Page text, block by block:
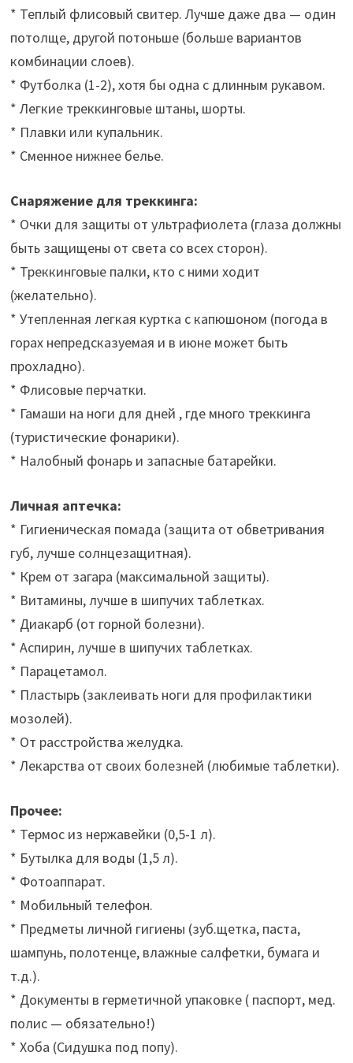
* Теплый флисовый свитер. Лучше даже два — один
потолще, другой потоньше (больше вариантов
комбинации слоев).
* Футболка (1-2), хотя бы одна с длинным рукавом.
* Легкие треккинговые штаны, шорты.
* Плавки или купальник.
* Сменное нижнее белье.
Снаряжение для треккинга:
* Очки для защиты от ультрафиолета (глаза должны
быть защищены от света со всех сторон).
* Треккинговые палки, кто с ними ходит
(желательно).
* Утепленная легкая куртка с капюшоном (погода в
горах непредсказуемая и в июне может быть
прохладно).
* Флисовые перчатки.
* Гамаши на ноги для дней , где много треккинга
(туристические фонарики).
* Налобный фонарь и запасные батарейки.
Личная аптечка:
* Гигиеническая помада (защита от обветривания
губ, лучше солнцезащитная).
* Крем от загара (максимальной защиты).
* Витамины, лучше в шипучих таблетках.
* Диакарб (от горной болезни).
* Аспирин, лучше в шипучих таблетках.
* Парацетамол.
* Пластырь (заклеивать ноги для профилактики
мозолей).
* От расстройства желудка.
* Лекарства от своих болезней (любимые таблетки).
Прочее:
* Термос из нержавейки (0,5-1 л).
* Бутылка для воды (1,5 л).
* Фотоаппарат.
* Мобильный телефон.
* Предметы личной гигиены (зуб.щетка, паста,
шампунь, полотенце, влажные салфетки, бумага и
т.д.).
* Документы в герметичной упаковке ( паспорт, мед.
полис — обязательно!)
* Хоба (Сидушка под попу).